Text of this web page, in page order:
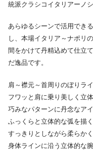
統派クラシコイタリアーノシ
あらゆるシーンで活用でき
し、本場イタリア～ナポリ
間をかけて丹精込めて仕立
だ逸品です。
肩～襟元～首周りのぼりラ
フワッと肩に乗り美しく立
巧みなパターンに丹念なア
ふっくらと立体的な弧を描く
すっきりとしながら柔らか
身体ラインに沿う立体的な腕